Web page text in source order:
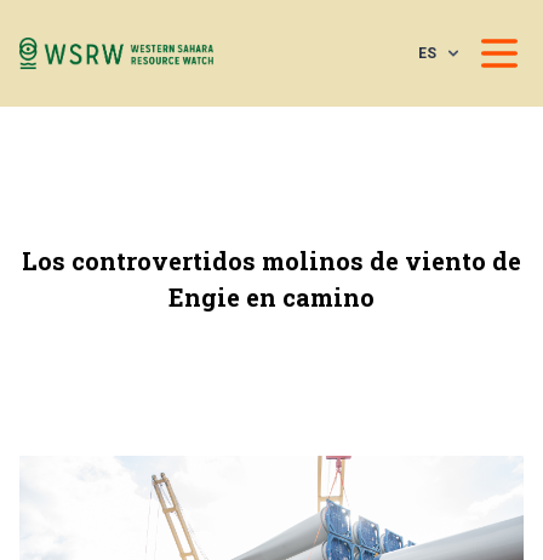
ES
Los controvertidos molinos de viento de
Engie en camino